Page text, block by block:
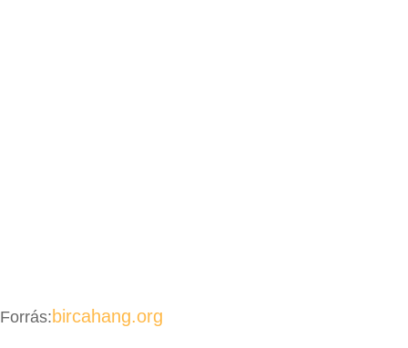
Forrás: bircahang.org